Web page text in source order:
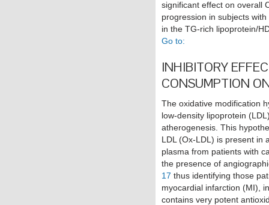
significant effect on overall
progression in subjects
in the TG-rich lipoprotein/
Go to:
INHIBITORY
CONSUMPTION
The oxidative modification
low-density lipoprotein
atherogenesis. This
LDL (Ox-LDL) is present in
plasma from patients with
the presence of
17 thus identifying those
myocardial infarction (MI),
contains very potent